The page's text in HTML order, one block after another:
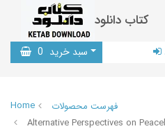
کتاب دانلود
سبد خرید 0
Home
فهرست محصولات
Alternative Perspectives on